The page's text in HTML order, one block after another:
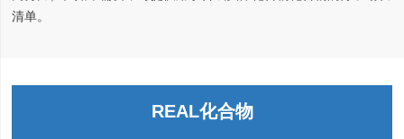
清单。
REAL化合物